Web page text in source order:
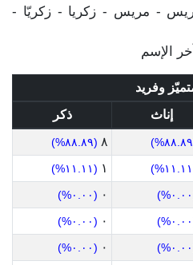
- مريس - زكريا - زكريّا -
الإسم
وفريد
إناث
ذكر
٨ (٨٨.٨٩%)
١ (١١.١١%)
٠ (٠.٠٠%)
٠ (٠.٠٠%)
٠ (٠.٠٠%)